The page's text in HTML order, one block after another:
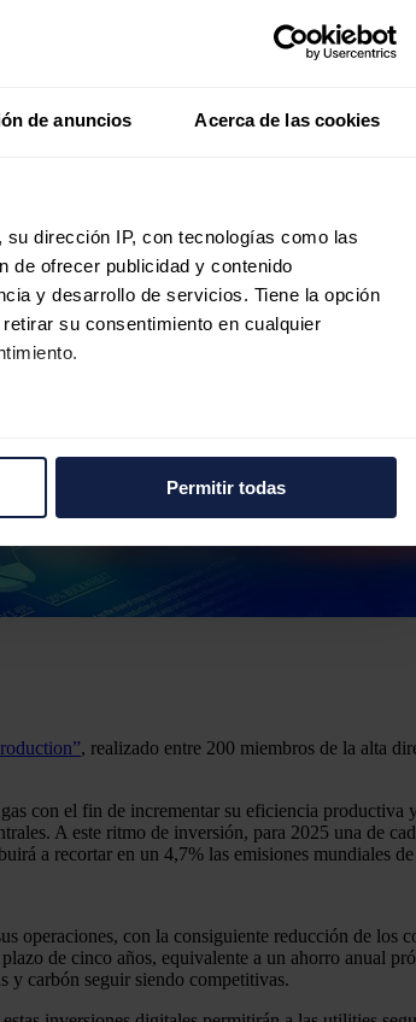
de anuncios Acerca de las cookies
dirección IP, con tecnologías como las
de ofrecer publicidad y contenido
y desarrollo de servicios. Tiene la opción
su consentimiento en cualquier
ofrecer funciones de redes sociales
del sitio web con nuestros partners de
Permitir todas
, realizado entre 200 miembros de la alta
con el fin de incrementar su eficiencia productiva
A este ritmo de inversión, para 2025 una de
a recortar en un 4,7% las emisiones mundiales
con la consiguiente reducción de los
de cinco años, equivalente a un ahorro anual
y carbón seguir siendo competitivas.